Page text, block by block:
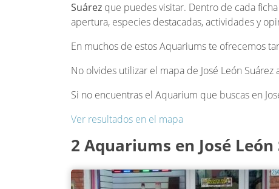
Suárez que puedes visitar. Dentro de cada
apertura, especies destacadas, actividades y
En muchos de estos Aquariums te ofrecemos
No olvides utilizar el mapa de José León
Si no encuentras el Aquarium que buscas en
Ver resultados en el mapa
2 Aquariums en José León